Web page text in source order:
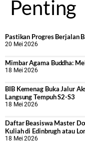
Penting
Pastikan Progres Berjalan
20 Mei 2026
Mimbar Agama Buddha:
18 Mei 2026
BIB Kemenag Buka Jalur
Langsung Tempuh S2-S3
18 Mei 2026
Daftar Beasiswa Master
Kuliah di Edinbrugh atau
18 Mei 2026